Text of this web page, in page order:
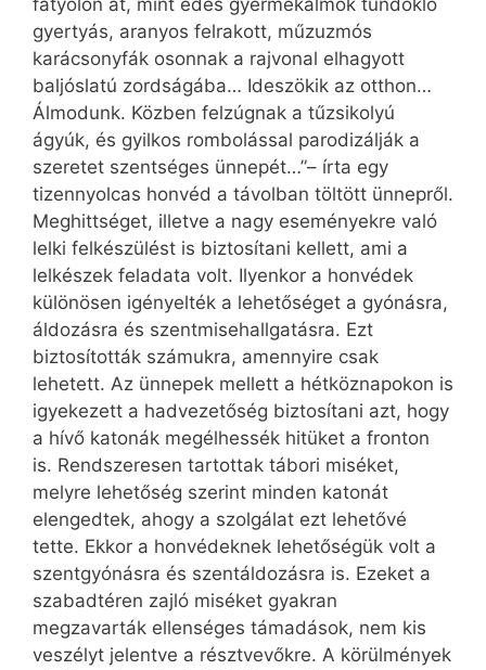
fátyolon át, mint édes gyermekálmok tündöklő
gyertyás, aranyos felrakott, műzuzmós
karácsonyfák osonnak a rajvonal elhagyott
baljóslatú zordságába… Ideszökik az otthon…
Álmodunk. Közben felzúgnak a tűzsikolyú
ágyúk, és gyilkos rombolással parodizálják a
szeretet szentséges ünnepét…”– írta egy
tizennyolcas honvéd a távolban töltött ünnepről.
Meghittséget, illetve a nagy eseményekre való
lelki felkészülést is biztosítani kellett, ami a
lelkészek feladata volt. Ilyenkor a honvédek
különösen igényelték a lehetőséget a gyónásra,
áldozásra és szentmisehallgatásra. Ezt
biztosították számukra, amennyire csak
lehetett. Az ünnepek mellett a hétköznapokon is
igyekezett a hadvezetőség biztosítani azt, hogy
a hívő katonák megélhessék hitüket a fronton
is. Rendszeresen tartottak tábori miséket,
melyre lehetőség szerint minden katonát
elengedtek, ahogy a szolgálat ezt lehetővé
tette. Ekkor a honvédeknek lehetőségük volt a
szentgyónásra és szentáldozásra is. Ezeket a
szabadtéren zajló miséket gyakran
megzavarták ellenséges támadások, nem kis
veszélyt jelentve a résztvevőkre. A körülmények